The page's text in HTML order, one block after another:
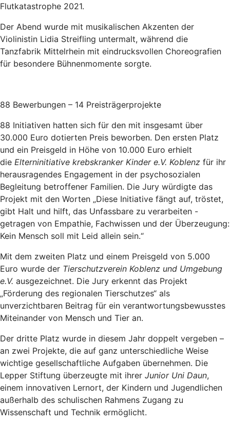
Flutkatastrophe 2021.
Der Abend wurde mit musikalischen Akzenten der
Violinistin Lidia Streifling untermalt, während die
Tanzfabrik Mittelrhein mit eindrucksvollen Choreografien
für besondere Bühnenmomente sorgte.
88 Bewerbungen – 14 Preisträgerprojekte
88 Initiativen hatten sich für den mit insgesamt über
30.000 Euro dotierten Preis beworben. Den ersten Platz
und ein Preisgeld in Höhe von 10.000 Euro erhielt
die Elterninitiative krebskranker Kinder e.V. Koblenz für ihr
herausragendes Engagement in der psychosozialen
Begleitung betroffener Familien. Die Jury würdigte das
Projekt mit den Worten „Diese Initiative fängt auf, tröstet,
gibt Halt und hilft, das Unfassbare zu verarbeiten -
getragen von Empathie, Fachwissen und der Überzeugung:
Kein Mensch soll mit Leid allein sein.“
Mit dem zweiten Platz und einem Preisgeld von 5.000
Euro wurde der Tierschutzverein Koblenz und Umgebung
e.V. ausgezeichnet. Die Jury erkennt das Projekt
„Förderung des regionalen Tierschutzes“ als
unverzichtbaren Beitrag für ein verantwortungsbewusstes
Miteinander von Mensch und Tier an.
Der dritte Platz wurde in diesem Jahr doppelt vergeben –
an zwei Projekte, die auf ganz unterschiedliche Weise
wichtige gesellschaftliche Aufgaben übernehmen. Die
Lepper Stiftung überzeugte mit ihrer Junior Uni Daun,
einem innovativen Lernort, der Kindern und Jugendlichen
außerhalb des schulischen Rahmens Zugang zu
Wissenschaft und Technik ermöglicht.